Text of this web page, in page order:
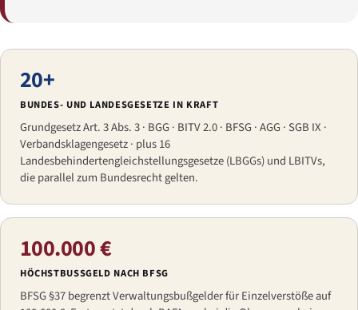
20+
BUNDES- UND LANDESGESETZE IN KRAFT
Grundgesetz Art. 3 Abs. 3 · BGG · BITV 2.0 · BFSG · AGG · SGB IX ·
Verbandsklagengesetz · plus 16
Landesbehindertengleichstellungsgesetze (LBGGs) und LBITVs,
die parallel zum Bundesrecht gelten.
100.000 €
HÖCHSTBUSSGELD NACH BFSG
BFSG §37 begrenzt Verwaltungsbußgelder für Einzelverstöße auf